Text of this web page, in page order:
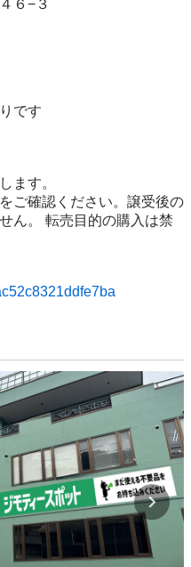
６−３
です
ます。
ご確認ください。譲受後の
ん。 転売⽬的の購⼊は禁